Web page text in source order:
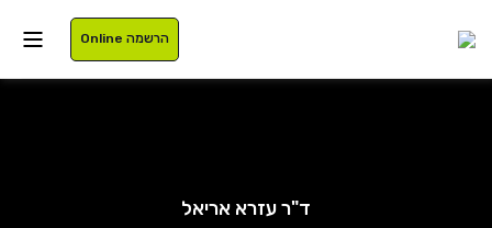
הרשמה Online
ד"ר עזרא אריאל